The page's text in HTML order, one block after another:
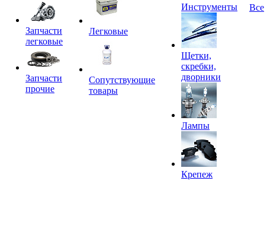
Запчасти
легковые
Запчасти
прочие
Легковые
Сопутствующие
товары
Инструменты
Щетки,
скребки,
дворники
Лампы
Крепеж
Все